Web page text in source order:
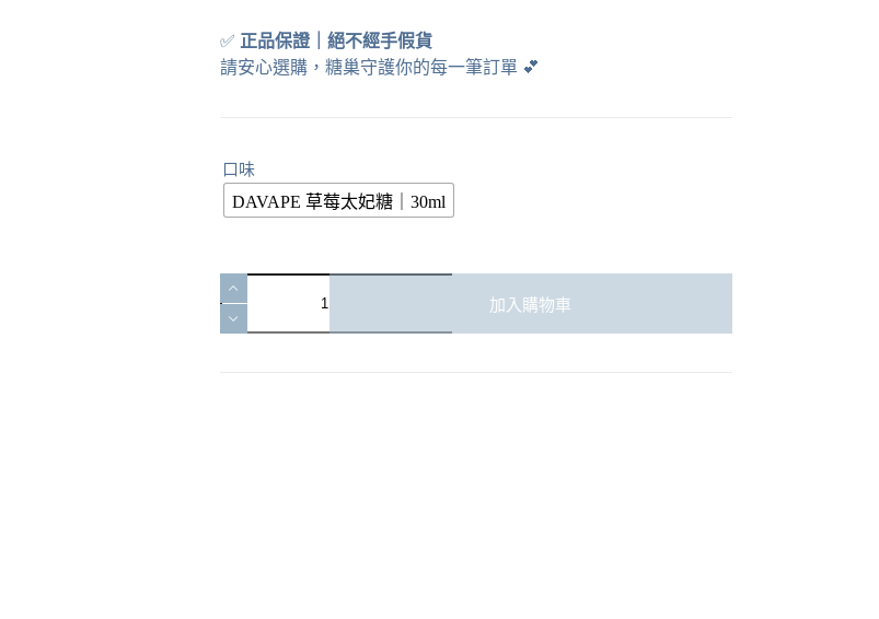
✅ 正品保證｜ 絕不經手假貨
請安心選購，糖巢守護你的每一筆訂單 💕
口味
DAVAPE 草莓太妃糖｜30ml
草
莓
太
加入購物車